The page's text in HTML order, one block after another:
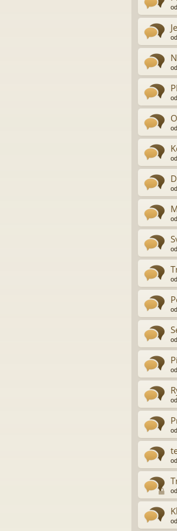
od
od
od
od
od
od
od
od
od
od
od
od
od
od
od
od
od
od